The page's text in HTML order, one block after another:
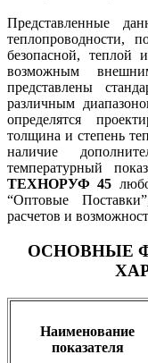
Представленные
теплопроводности,
безопасной, теплой
возможным
представлены
различным
определятся
толщина и степень
наличие
температурный
ТЕХНОРУФ 45
“Оптовые
расчетов и
ОСНОВНЫЕ
Наименование
показателя